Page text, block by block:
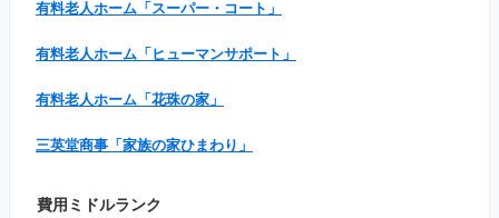
有料老人ホーム「スーパー・コート」
有料老人ホーム「ヒューマンサポート」
有料老人ホーム「花珠の家」
三英堂商事「家族の家ひまわり」
費用ミドルランク